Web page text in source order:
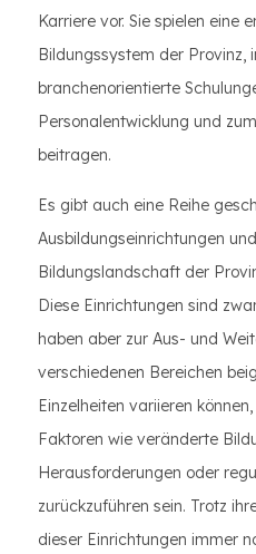
Karriere vor. Sie spielen eine
Bildungssystem der Provinz,
branchenorientierte
Personalentwicklung und
beitragen.
Es gibt auch eine Reihe
Ausbildungseinrichtungen
Bildungslandschaft der
Diese Einrichtungen sind
haben aber zur Aus- und
verschiedenen Bereichen
Einzelheiten variieren
Faktoren wie veränderte
Herausforderungen oder
zurückzuführen sein. Trotz
dieser Einrichtungen immer